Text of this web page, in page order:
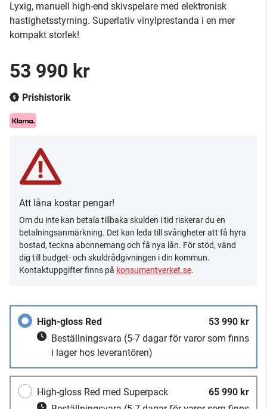
​Lyxig, manuell high-end skivspelare med elektronisk
hastighetsstyrning. Superlativ vinylprestanda i en mer
kompakt storlek!
53 990 kr
Prishistorik
Att låna kostar pengar!
Om du inte kan betala tillbaka skulden i tid riskerar du en
betalningsanmärkning. Det kan leda till svårigheter att få hyra
bostad, teckna abonnemang och få nya lån. För stöd, vänd
dig till budget- och skuldrådgivningen i din kommun.
Kontaktuppgifter finns på konsumentverket.se.
High-gloss Red
53 990 kr
Beställningsvara (5-7 dagar för varor som finns
i lager hos leverantören)
High-gloss Red med Superpack
65 990 kr